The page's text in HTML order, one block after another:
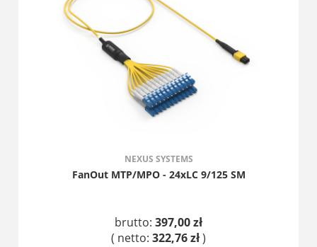
NEXUS SYSTEMS
FanOut MTP/MPO - 24xLC 9/125 SM
brutto: 397,00 zł
( netto: 322,76 zł)